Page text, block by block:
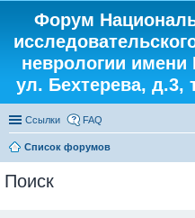
Форум
неврологии
ул. Бехтерева, д.3,
Ссылки FAQ
Список форумов
Поиск